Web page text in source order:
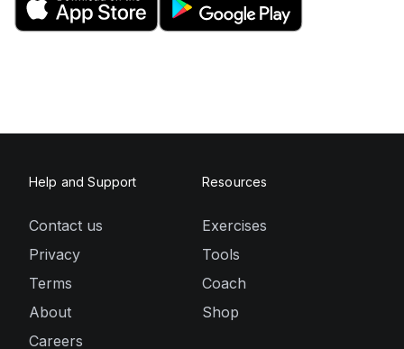
Help and Support
Contact us
Privacy
Terms
About
Careers
Resources
Exercises
Tools
Coach
Shop